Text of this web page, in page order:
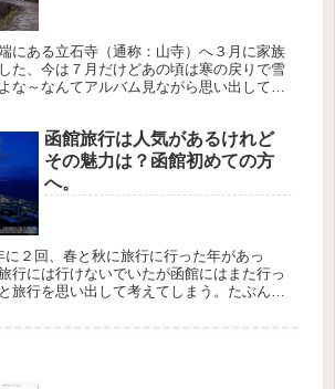
にある立石寺（通称：山寺）へ３月に家族
た、今は７月だけどあの頃は寒の戻りで雪
な～なんてアルバム見ながら思い出してい
函館旅行は人気があるけれど
その魅力は？函館初めての方
へ。
２回、春と秋に旅行に行った年があっ
行には行けないでいたが函館にはまた行っ
旅行を思い出して考えてしまう。たぶん函